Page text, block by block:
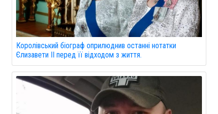
Королівський біограф оприлюднив останні нотатки
Єлизавети II перед її відходом з життя.